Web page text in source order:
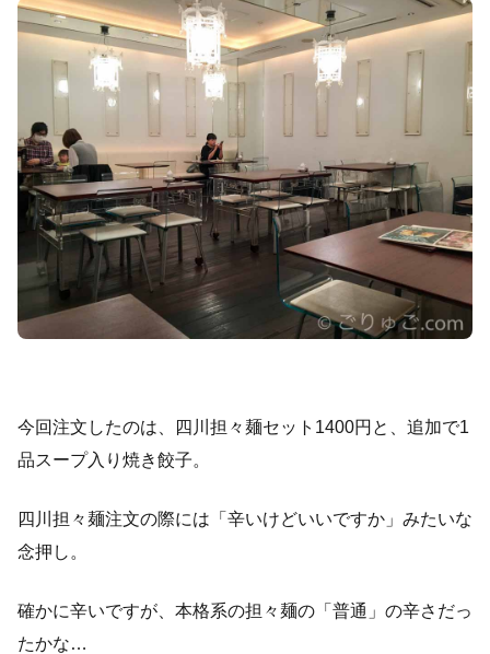
今回注文したのは、四川担々麺セット1400円と、追加で1
品スープ入り焼き餃子。
四川担々麺注文の際には「辛いけどいいですか」みたいな
念押し。
確かに辛いですが、本格系の担々麺の「普通」の辛さだっ
たかな…